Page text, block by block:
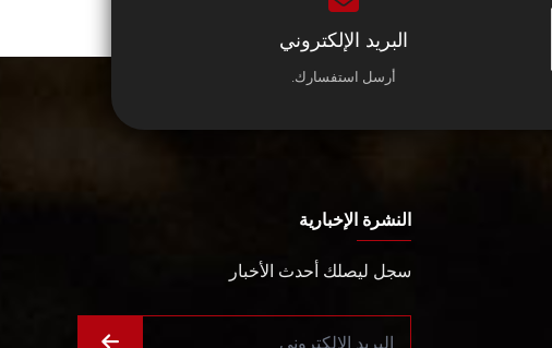
البريد الإلكتروني
أرسل استفسارك.
النشرة الإخبارية
سجل ليصلك أحدث الأخبار